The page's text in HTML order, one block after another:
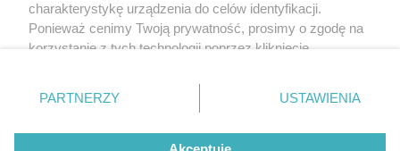
charakterystykę urządzenia do celów identyfikacji.
Ponieważ cenimy Twoją prywatność, prosimy o zgodę na
korzystanie z tych technologii poprzez kliknięcie
zmienić/wycofać klikając przycisk ustawień prywatności
znajdujący się w lewym dolnym rogu strony
rodzaje przetwarzania danych nie wymagają zgody
PARTNERZY USTAWIENIA